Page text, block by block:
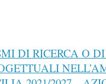
DI RICERCA O